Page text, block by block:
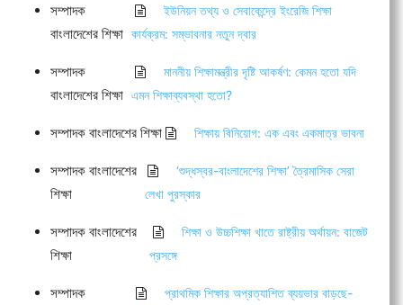
সম্পাদক
বাংলাদেশের শিক্ষা
ইউনিয়ন তথ্য ও সেবাকেন্দ্রে ইংরেজি শিক্ষা
কার্যক্রম: সম্ভাবনার নতুন দ্বার
সম্পাদক
বাংলাদেশের শিক্ষা
মাননীয় শিক্ষামন্ত্রীর দৃষ্টি আকর্ষণ: কেমন হতো যদি
এমন শিক্ষাব্যবস্থা হতো?
সম্পাদক বাংলাদেশের শিক্ষা শিক্ষায় বিনিয়োগ: এক এবং একমাত্র ভাবনা
সম্পাদক বাংলাদেশের
শিক্ষা
‘শুদ্ধস্বর-বাংলাদেশের শিক্ষা’ ত্রৈমাসিক সেরা
লেখা পুরস্কার
সম্পাদক বাংলাদেশের
শিক্ষা
শিক্ষা ও উচ্চশিক্ষা খাতে রাষ্ট্রীয় অর্থায়ন: বাজেট
প্রসঙ্গে
সম্পাদক
প্রাথমিক শিক্ষার অপ্রত্যাশিত ব্যয়ভার বাড়ছে-